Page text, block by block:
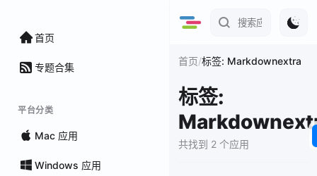
首页
专题合集
平台分类
Mac 应用
Windows 应用
首页/标签: Markdownextra
标签:
共找到 2 个应用